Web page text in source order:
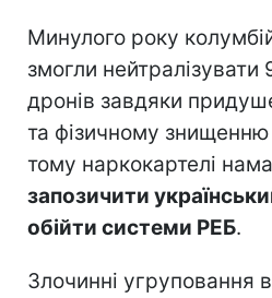
Минулого року
змогли нейтралізувати
дронів завдяки
та фізичному
тому наркокартелі
запозичити
обійти системи РЕБ.
Злочинні угруповання